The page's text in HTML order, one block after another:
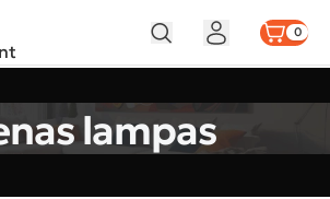
0
lampas